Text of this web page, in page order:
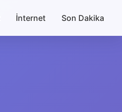
İnternet Son Dakika